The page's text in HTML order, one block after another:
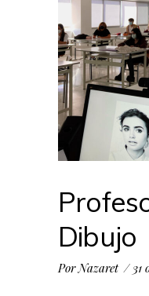
Dibujo
Por Nazaret 31